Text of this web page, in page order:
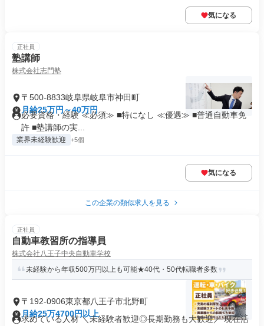
気になる
正社員
塾講師
株式会社志門塾
〒500-8833岐阜県岐阜市神田町
月給25万円～40万円
必要資格・経験 ≪必須≫ ■特になし ≪優遇≫ ■普通自動車免
許 ■塾講師の実...
業界未経験歓迎 +5個
気になる
この企業の類似求人を見る
正社員
自動車教習所の指導員
株式会社八王子中央自動車学校
未経験から年収500万円以上も可能★40代・50代転職者多数
〒192-0906東京都八王子市北野町
月給25万4700円以上
求めている人材 ＼未経験者歓迎◎長期勤務も大歓迎／ 現在活